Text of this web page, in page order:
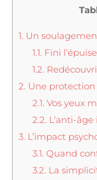
1. Un
1.1. Fini
1.2.
2. Une protection
2.1. Vos yeux
2.2. L’anti-
3. L’impact
3.1. Quand
3.2. La